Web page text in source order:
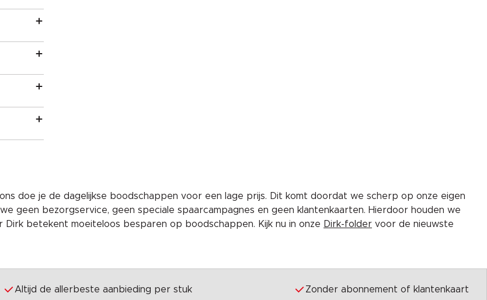
doe je de dagelijkse boodschappen voor een lage prijs. Dit komt doordat we scherp op onze eigen
geen bezorgservice, geen speciale spaarcampagnes en geen klantenkaarten. Hierdoor houden we
betekent moeiteloos besparen op boodschappen. Kijk nu in onze Dirk-folder voor de nieuwste
Altijd de allerbeste aanbieding per stuk Zonder abonnement of klantenkaart